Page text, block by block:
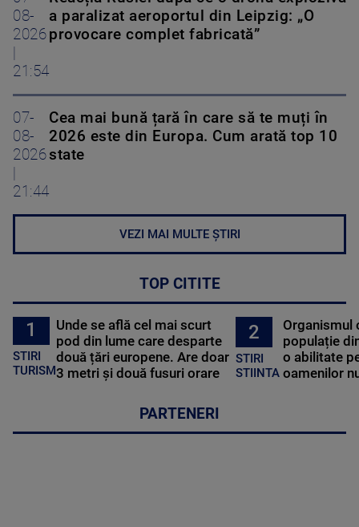
08-
2026
21:54
a paralizat aeroportul din Leipzig: „O
provocare complet fabricată”
07-
08-
2026
21:44
Cea mai bună țară în care să te muți în
2026 este din Europa. Cum arată top 10
state
VEZI MAI MULTE ȘTIRI
TOP CITITE
1
STIRI
TURISM
Unde se află cel mai scurt
pod din lume care desparte
două țări europene. Are doar
3 metri și două fusuri orare
2
STIRI
STIINTA
Organismul
populație
o abilitate
oamenilor
PARTENERI